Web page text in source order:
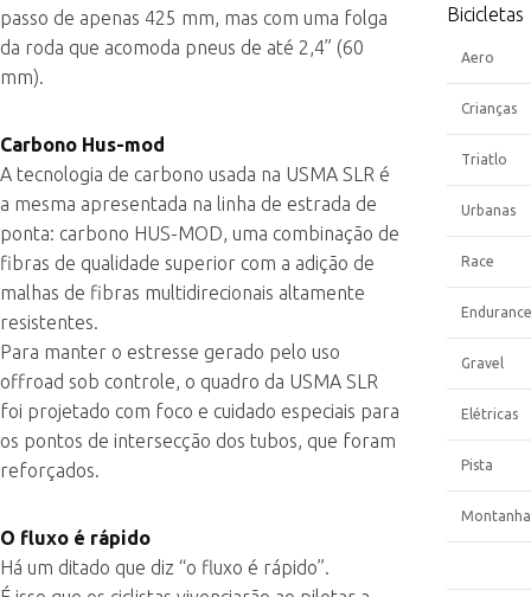
passo de apenas 425 mm, mas com uma folga
da roda que acomoda pneus de até 2,4” (60
mm).
Carbono Hus-mod
A tecnologia de carbono usada na USMA SLR é
a mesma apresentada na linha de estrada de
ponta: carbono HUS-MOD, uma combinação de
fibras de qualidade superior com a adição de
malhas de fibras multidirecionais altamente
resistentes.
Para manter o estresse gerado pelo uso
offroad sob controle, o quadro da USMA SLR
foi projetado com foco e cuidado especiais para
os pontos de intersecção dos tubos, que foram
reforçados.
O fluxo é rápido
Há um ditado que diz “o fluxo é rápido”.
Bicicletas
Aero
Crianças
Triatlo
Urbanas
Race
Endurance
Gravel
Elétricas
Pista
Montanha